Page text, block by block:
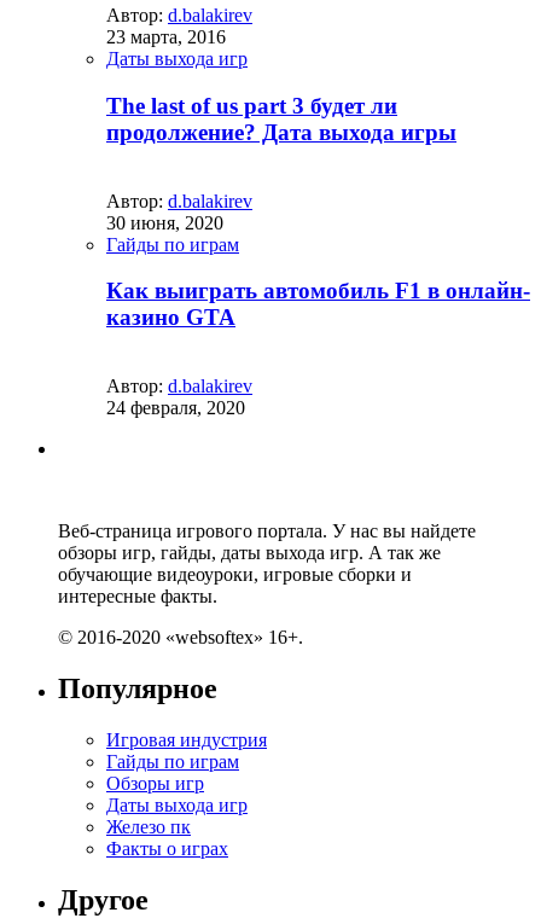
Автор: d.balakirev
23 марта, 2016
Даты выхода игр
The last of us part 3 будет ли
продолжение? Дата выхода игры
Автор: d.balakirev
30 июня, 2020
Гайды по играм
Как выиграть автомобиль F1 в онлайн-
казино GTA
Автор: d.balakirev
24 февраля, 2020
Веб-страница игрового портала. У нас вы найдете
обзоры игр, гайды, даты выхода игр. А так же
обучающие видеоуроки, игровые сборки и
интересные факты.
© 2016-2020 «websoftex» 16+.
Популярное
Игровая индустрия
Гайды по играм
Обзоры игр
Даты выхода игр
Железо пк
Факты о играх
Другое